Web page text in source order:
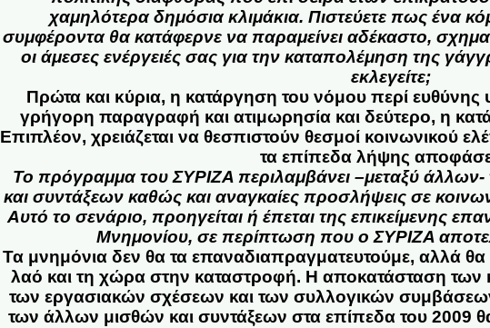
χαμηλότερα δημόσια κλιμάκια. Πιστεύετε πως ένα
συμφέροντα θα κατάφερνε να παραμείνει αδέκαστο,
οι άμεσες ενέργειές σας για την καταπολέμηση της
εκλεγείτε;
Πρώτα και κύρια, η κατάργηση του νόμου περί
γρήγορη παραγραφή και ατιμωρησία και δεύτερο, η
Επιπλέον, χρειάζεται να θεσπιστούν θεσμοί κοινωνικού
τα επίπεδα λήψης
Το πρόγραμμα του ΣΥΡΙΖΑ περιλαμβάνει –μεταξύ
και συντάξεων καθώς και αναγκαίες προσλήψεις σε
Αυτό το σενάριο, προηγείται ή έπεται της επικείμενης
Μνημονίου, σε περίπτωση που ο ΣΥΡΙΖΑ
Τα μνημόνια δεν θα τα επαναδιαπραγματευτούμε, αλλά θα
λαό και τη χώρα στην καταστροφή. Η αποκατάσταση των
των εργασιακών σχέσεων και των συλλογικών
των άλλων μισθών και συντάξεων στα επίπεδα του 2009